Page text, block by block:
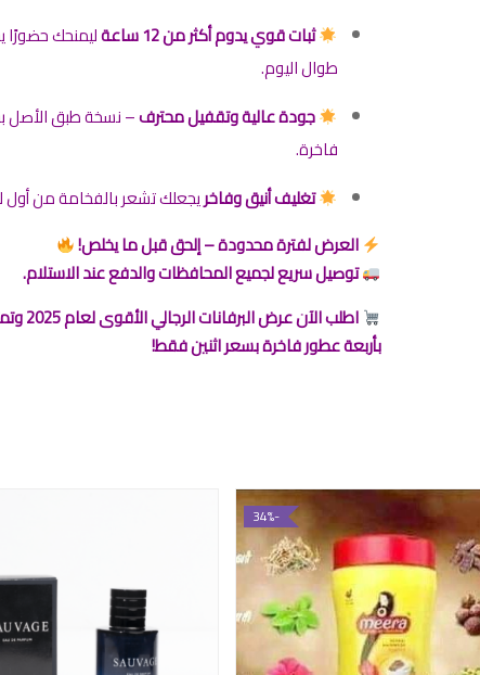
ثبات قوي يدوم أكثر من 12 ساعة
ليمنحك حضورًا
طوال اليوم.
جودة عالية وتقفيل محترف– نسخة طبق الأصل
فاخرة.
تغليف أنيق وفاخريجعلك تشعر بالفخامة من
العرض لفترة محدودة – إلحق قبل ما يخلص!
توصيل سريع لجميع المحافظات والدفع عند الاستلام.
اطلب الآن عرض البرفانات
بأربعة عطور فاخرة بسعر اثنين فقط!
-34%